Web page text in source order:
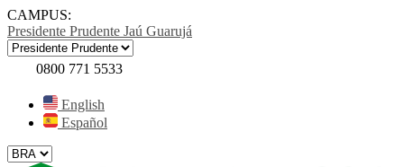
CAMPUS:
Presidente Prudente Jaú Guarujá
0800 771 5533
English
Español